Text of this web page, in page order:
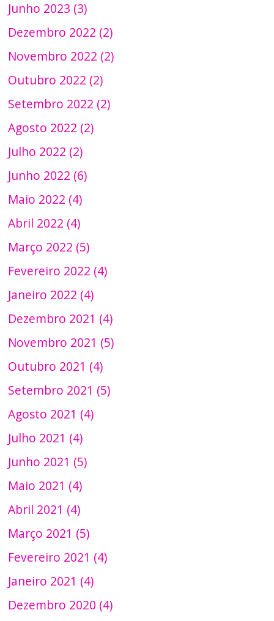
Junho 2023 (3)
Dezembro 2022 (2)
Novembro 2022 (2)
Outubro 2022 (2)
Setembro 2022 (2)
Agosto 2022 (2)
Julho 2022 (2)
Junho 2022 (6)
Maio 2022 (4)
Abril 2022 (4)
Março 2022 (5)
Fevereiro 2022 (4)
Janeiro 2022 (4)
Dezembro 2021 (4)
Novembro 2021 (5)
Outubro 2021 (4)
Setembro 2021 (5)
Agosto 2021 (4)
Julho 2021 (4)
Junho 2021 (5)
Maio 2021 (4)
Abril 2021 (4)
Março 2021 (5)
Fevereiro 2021 (4)
Janeiro 2021 (4)
Dezembro 2020 (4)